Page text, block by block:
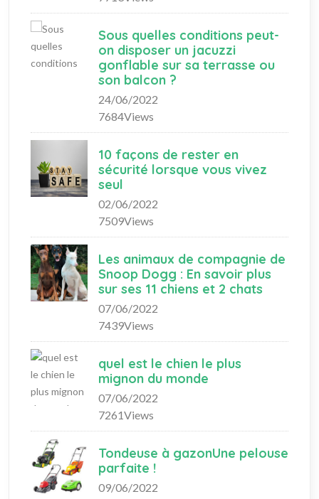
Sous quelles conditions peut-
on disposer un jacuzzi
gonflable sur sa terrasse ou
son balcon ?
24/06/2022
7684Views
10 façons de rester en
sécurité lorsque vous vivez
seul
02/06/2022
7509Views
Les animaux de compagnie de
Snoop Dogg : En savoir plus
sur ses 11 chiens et 2 chats
07/06/2022
7439Views
quel est le chien le plus
mignon du monde
07/06/2022
7261Views
Tondeuse à gazonUne pelouse
parfaite !
09/06/2022